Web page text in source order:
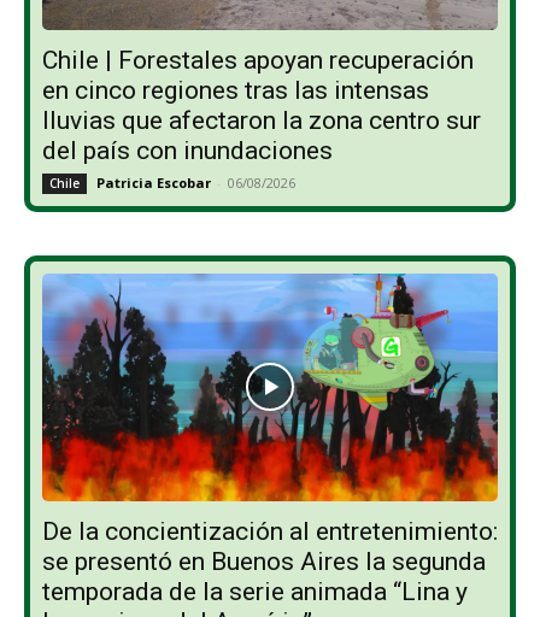
Chile | Forestales apoyan recuperación
en cinco regiones tras las intensas
lluvias que afectaron la zona centro sur
del país con inundaciones
Chile Patricia Escobar - 06/08/2026
De la concientización al entretenimiento:
se presentó en Buenos Aires la segunda
temporada de la serie animada “Lina y